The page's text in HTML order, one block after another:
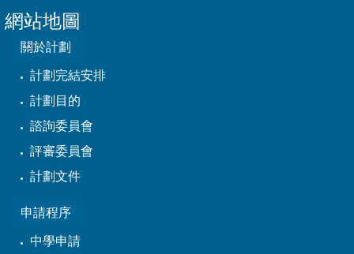
網站地圖
關於計劃
計劃完結安排
計劃目的
諮詢委員會
評審委員會
計劃文件
申請程序
中學申請